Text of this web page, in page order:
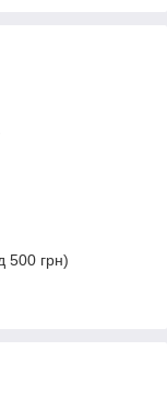
500 грн)